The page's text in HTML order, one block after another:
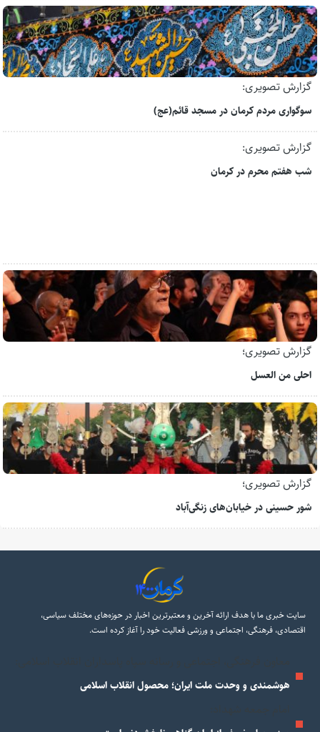
گزارش تصویری:
سوگواری مردم کرمان در مسجد قائم(عج)
گزارش تصویری:
شب هفتم محرم در کرمان
گزارش تصویری؛
احلی من العسل
گزارش تصویری؛
شور حسینی در خیابان‌های زنگی‌آباد
سایت خبری ما با هدف ارائه آخرین و معتبرترین اخبار در حوزه‌های مختلف سیاسی،
اقتصادی، فرهنگی، اجتماعی و ورزشی فعالیت خود را آغاز کرده است.
هوشمندی و وحدت ملت ایران؛ محصول انقلاب اسلامی